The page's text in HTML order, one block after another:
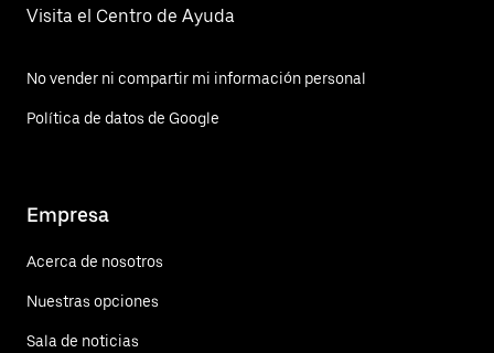
Visita el Centro de Ayuda
No vender ni compartir mi información personal
Política de datos de Google
Empresa
Acerca de nosotros
Nuestras opciones
Sala de noticias